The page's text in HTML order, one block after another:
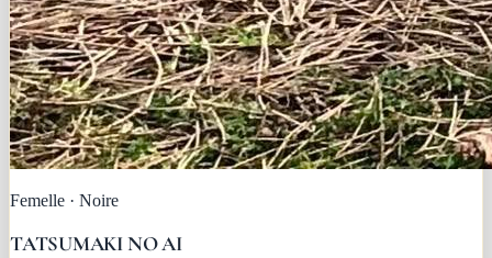
Femelle · Noire
TATSUMAKI NO AI